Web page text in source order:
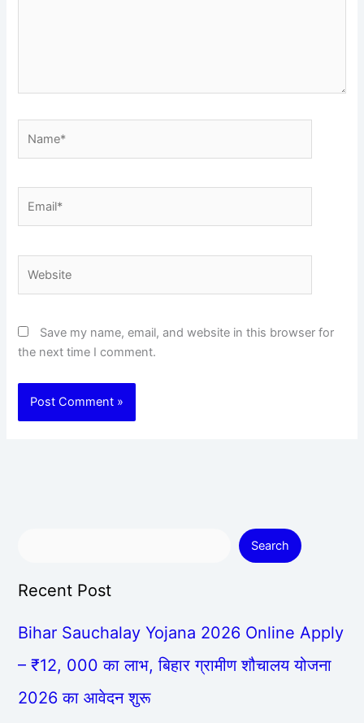
Save my name, email, and website in this browser for
the next time I comment.
Search
Recent Post
Bihar Sauchalay Yojana 2026 Online Apply
– ₹12, 000 का लाभ, बिहार ग्रामीण शौचालय योजना
2026 का आवेदन शुरू